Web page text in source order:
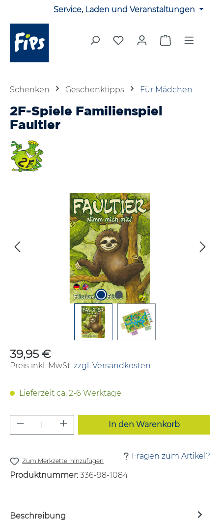
Zum Hauptinhalt springenService, Laden und Veranstaltungen
Du hast 0 Produkte auf
Warenkorb
Schenken Geschenktipps Für Mädchen
2F-Spiele Familienspiel
Faultier
Bildergalerie überspringen
Regulärer Preis:
39,95 €
Preis inkl. MwSt. zzgl. Versandkosten
Lieferzeit ca. 2-6 Werktage
Produkt Anzahl: Gib den
In den Warenkorb
Zum Merkzettel hinzufügen
Fragen zum Artikel?
Produktnummer: 336-98-1084
Beschreibung